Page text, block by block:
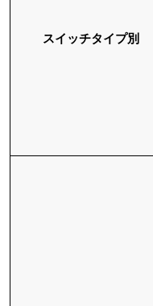
スイッチタイプ別